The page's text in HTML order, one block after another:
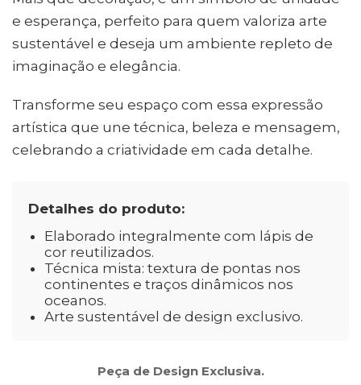
e esperança, perfeito para quem valoriza arte
sustentável e deseja um ambiente repleto de
imaginação e elegância.
Transforme seu espaço com essa expressão
artística que une técnica, beleza e mensagem,
celebrando a criatividade em cada detalhe.
Detalhes do produto:
Elaborado integralmente com lápis de
cor reutilizados.
Técnica mista: textura de pontas nos
continentes e traços dinâmicos nos
oceanos.
Arte sustentável de design exclusivo.
Peça de Design Exclusiva.